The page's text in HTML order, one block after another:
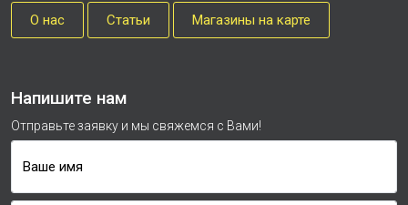
О нас Cтатьи Магазины на карте
Напишите нам
Отправьте заявку и мы свяжемся с Вами!
Ваше имя